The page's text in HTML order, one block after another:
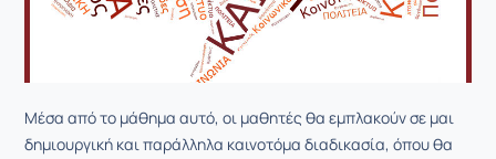
Μέσα από το μάθημα αυτό, οι μαθητές θα εμπλακούν σε μαι
δημιουργική και παράλληλα καινοτόμα διαδικασία, όπου θα